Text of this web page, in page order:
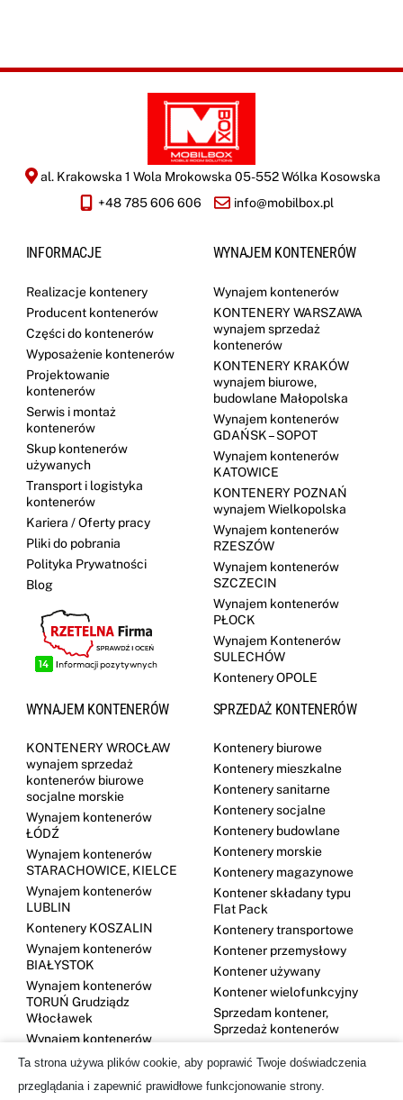
al. Krakowska 1 Wola Mrokowska 05-552 Wólka Kosowska
+48 785 606 606
info@mobilbox.pl
INFORMACJE
Realizacje kontenery
Producent kontenerów
Części do kontenerów
Wyposażenie kontenerów
Projektowanie
kontenerów
Serwis i montaż
kontenerów
Skup kontenerów
używanych
Transport i logistyka
kontenerów
Kariera / Oferty pracy
Pliki do pobrania
Polityka Prywatności
Blog
WYNAJEM KONTENERÓW
Wynajem kontenerów
KONTENERY WARSZAWA
wynajem sprzedaż
kontenerów
KONTENERY KRAKÓW
wynajem biurowe,
budowlane Małopolska
Wynajem kontenerów
GDAŃSK – SOPOT
Wynajem kontenerów
KATOWICE
KONTENERY POZNAŃ
wynajem Wielkopolska
Wynajem kontenerów
RZESZÓW
Wynajem kontenerów
SZCZECIN
Wynajem kontenerów
PŁOCK
Wynajem Kontenerów
SULECHÓW
Kontenery OPOLE
WYNAJEM KONTENERÓW
KONTENERY WROCŁAW
wynajem sprzedaż
kontenerów biurowe
socjalne morskie
Wynajem kontenerów
ŁÓDŹ
Wynajem kontenerów
STARACHOWICE, KIELCE
Wynajem kontenerów
LUBLIN
Kontenery KOSZALIN
Wynajem kontenerów
BIAŁYSTOK
Wynajem kontenerów
TORUŃ Grudziądz
Włocławek
Wynajem kontenerów
DĘBICA
Wynajem kontenerów
SPRZEDAŻ KONTENERÓW
Kontenery biurowe
Kontenery mieszkalne
Kontenery sanitarne
Kontenery socjalne
Kontenery budowlane
Kontenery morskie
Kontenery magazynowe
Kontener składany typu
Flat Pack
Kontenery transportowe
Kontener przemysłowy
Kontener używany
Kontener wielofunkcyjny
Sprzedam kontener,
Sprzedaż kontenerów
Ta strona używa plików cookie, aby poprawić Twoje doświadczenia
przeglądania i zapewnić prawidłowe funkcjonowanie strony.